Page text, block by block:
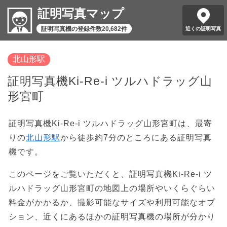
証明写真マップ
証明写真機の登録件数20,682件 近くの証明写真
北山形駅
証明写真機Ki-Re-i ツルハドラッグ山
形宮町
証明写真機Ki-Re-i ツルハドラッグ山形宮町は、最寄
りの北山形駅から徒歩約7分のところにある証明写真
機です。
このページをご覧いただくと、証明写真機Ki-Re-i ツ
ルハドラッグ山形宮町の地図上の場所やいくらぐらい
料金がかかるか、撮影可能なサイズや利用可能なオプ
ション、近くにあるほかの証明写真機の場所が分かり